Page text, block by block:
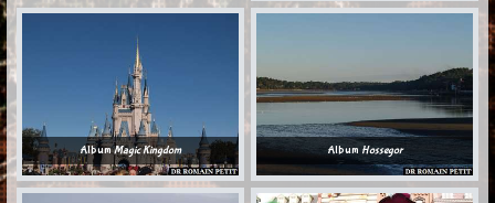
AlbumMagic Kingdom Album Hossegor